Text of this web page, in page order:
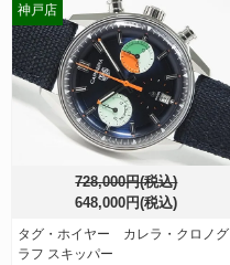
728,000円(税込)
648,000円(税込)
タグ・ホイヤー カレラ・クロノグ
ラフ スキッパー
神戸店